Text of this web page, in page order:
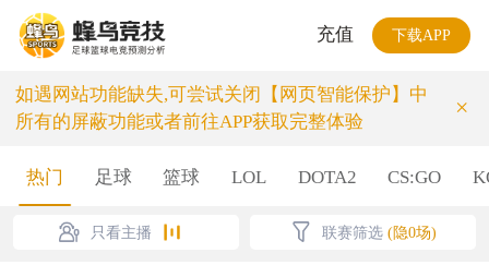
充值 下载APP
如遇网站功能缺失,可尝试关闭【网页智能保护】中
所有的屏蔽功能或者前往APP获取完整体验
×
热门 足球 篮球 LOL DOTA2 CS:GO
只看主播 联赛筛选 (隐0场)